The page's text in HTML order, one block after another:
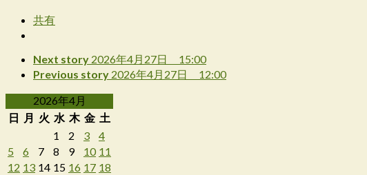
共有
Next story 2026年4月27日 15:00
Previous story 2026年4月27日 12:00
2026年4月
日 月 火 水 木 金 土
1
2 3
4
5
6 7 8 9 10 11
12 13 14 15 16 17 18